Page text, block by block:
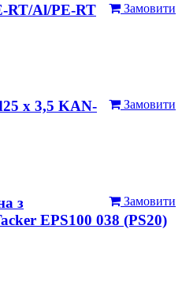
Замовити
RT/Al/PE-RT
Замовити
х 3,5 KAN-
Замовити
з
EPS100 038 (PS20)